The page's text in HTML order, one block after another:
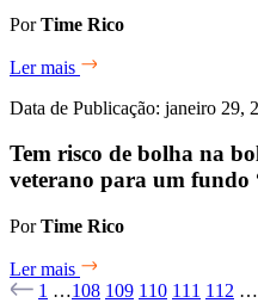
PorTime Rico
Ler mais
Data de Publicação: janeiro 29,
Tem risco de bolha na
veterano para um fundo
PorTime Rico
Ler mais
1 …108 109 110 111 112 …